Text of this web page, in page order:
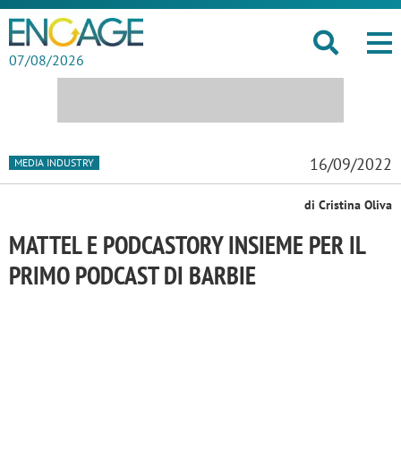
07/08/2026
MEDIA INDUSTRY 16/09/2022
di Cristina Oliva
MATTEL E PODCASTORY INSIEME PER IL
PRIMO PODCAST DI BARBIE